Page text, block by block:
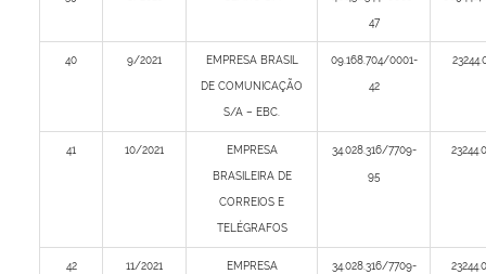
47
40 9/2021 EMPRESA BRASIL
DE COMUNICAÇÃO
S/A – EBC​.
09.168.704/0001-
42
41 10/2021 EMPRESA
BRASILEIRA DE
CORREIOS E
TELÉGRAFOS
34.028.316/7709-
95
42 11/2021 EMPRESA 34.028.316/7709-